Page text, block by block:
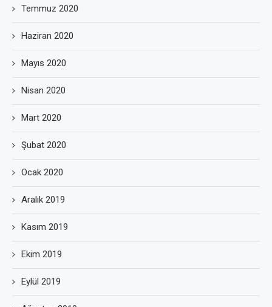
Temmuz 2020
Haziran 2020
Mayıs 2020
Nisan 2020
Mart 2020
Şubat 2020
Ocak 2020
Aralık 2019
Kasım 2019
Ekim 2019
Eylül 2019